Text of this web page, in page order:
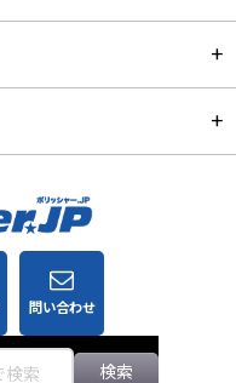
問い合わせ
検索